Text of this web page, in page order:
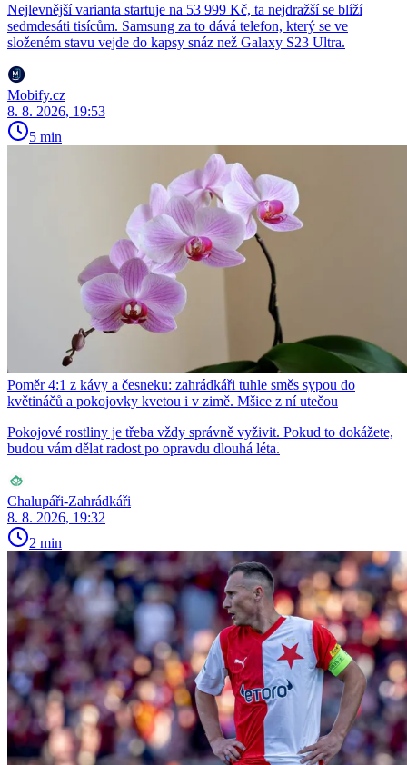
Nejlevnější varianta startuje na 53 999 Kč, ta nejdražší se blíží
sedmdesáti tisícům. Samsung za to dává telefon, který se ve
složeném stavu vejde do kapsy snáz než Galaxy S23 Ultra.
Mobify.cz
8. 8. 2026, 19:53
5 min
Poměr 4:1 z kávy a česneku: zahrádkáři tuhle směs sypou do
květináčů a pokojovky kvetou i v zimě. Mšice z ní utečou
Pokojové rostliny je třeba vždy správně vyživit. Pokud to dokážete,
budou vám dělat radost po opravdu dlouhá léta.
Chalupáři-Zahrádkáři
8. 8. 2026, 19:32
2 min